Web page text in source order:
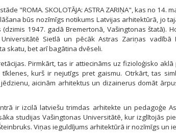
"ROMA. SKOLOTĀJA: ASTRA ZARIŅA", kas no 14.
būs nozīmīgs notikums Latvijas arhitektūrā, jo
1947. gadā Bremertonā, Vašingtonas štatā).
Sietlā un pēcāk Astras Zariņas vadībā
skatu, bet arī bagātina dvēseli.
Pirmkārt, tas ir attiecināms uz fizioloģisko aklā
kurš ir nejutīgs pret gaismu. Otrkārt, tas
aicinām arhitektus un dizainerus domāt
ir izcilā latviešu trimdas arhitekte un pedagoģe
studijas Vašingtonas Universitātē, kur izglītojās
Viņas ieguldījums arhitektūrā ir nozīmīgs un